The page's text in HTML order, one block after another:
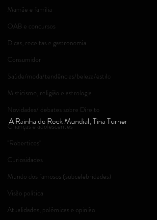
Mamãe e família
OAB e concursos
Dicas, receitas e gastronomia
Consumidor
Saúde/moda/tendências/beleza/estilo
Misticismo, religião e astrologia
Novidades/ debates sobre Direito
Crianças e adolescentes
''Robertices''
Curiosidades
Mundo dos famosos (subcelebridades)
Visão política
Atualidades, polêmicas e opinião
A Rainha do Rock Mundial, Tina Turner